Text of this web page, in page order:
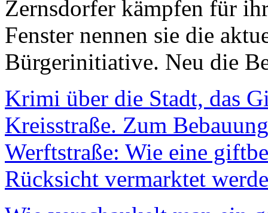
Zernsdorfer kämpfen für
Fenster nennen sie die
Bürgerinitiative. Neu die
Krimi über die Stadt, das
Kreisstraße. Zum
Werftstraße: Wie eine
Rücksicht vermarktet